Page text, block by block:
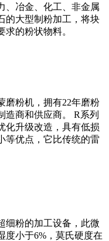
、冶金、化工、非金属
的大型制粉加工，将块
的粉状物料。
磨粉机，拥有22年磨粉
造商和供应商。 R系列
化升级改造，具有低损
等优点，它比传统的雷
细粉的加工设备，此微
度小于6%，莫氏硬度在